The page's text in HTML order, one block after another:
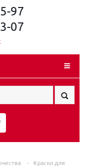
97
07
0
-
Краски для